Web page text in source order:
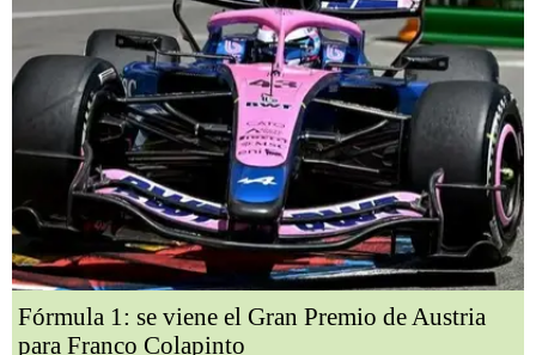
Fórmula 1: se viene el Gran Premio de Austria
para Franco Colapinto